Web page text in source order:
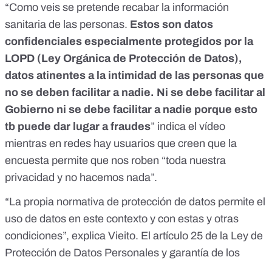
“Como veis se pretende recabar la información
sanitaria de las personas. Estos son datos
confidenciales especialmente protegidos por la
LOPD (Ley Orgánica de Protección de Datos),
datos atinentes a la intimidad de las personas que
no se deben facilitar a nadie. Ni se debe facilitar al
Gobierno ni se debe facilitar a nadie porque esto
tb puede dar lugar a fraudes” indica el vídeo
mientras en redes hay usuarios que creen que la
encuesta permite que nos roben “toda nuestra
privacidad y no hacemos nada”.
“La propia normativa de protección de datos permite el
uso de datos en este contexto y con estas y otras
condiciones”, explica Vieito. El artículo 25 de la Ley de
Protección de Datos Personales y garantía de los